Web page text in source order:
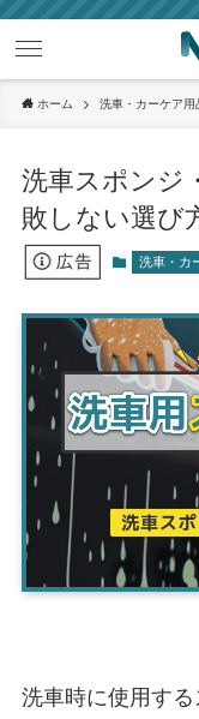
ホーム 洗車・カーケア用
洗車スポンジ
敗しない選び
洗車・カ
洗車時に使用す